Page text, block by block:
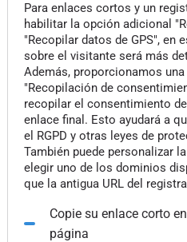
Para enlaces cortos y un
habilitar la opción adicional
"Recopilar datos de GPS", en
sobre el visitante será más
Además, proporcionamos
"Recopilación de
recopilar el consentimiento
enlace final. Esto ayudará a
el RGPD y otras leyes de
También puede personalizar
elegir uno de los dominios
que la antigua URL del
Copie su enlace corto
página